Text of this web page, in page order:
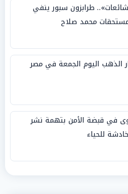
طرابزون سبور ينفي
محمد صلاح
الذهب اليوم الجمعة في مصر
في قبضة الأمن بتهمة نشر
للحياء